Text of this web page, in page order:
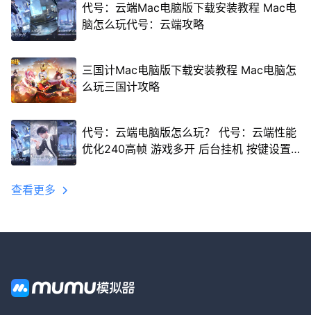
代号：云端Mac电脑版下载安装教程 Mac电
脑怎么玩代号：云端攻略
三国计Mac电脑版下载安装教程 Mac电脑怎
么玩三国计攻略
代号：云端电脑版怎么玩？ 代号：云端性能
优化240高帧 游戏多开 后台挂机 按键设置
查看更多